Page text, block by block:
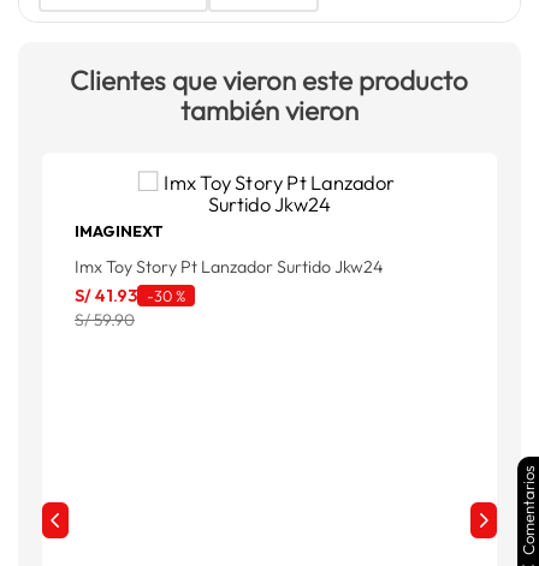
Clientes que vieron este producto
también vieron
IMAGINEXT
Imx Toy Story Pt Lanzador Surtido Jkw24
S/41.93 -30 %
S/ 59.90
Comentarios